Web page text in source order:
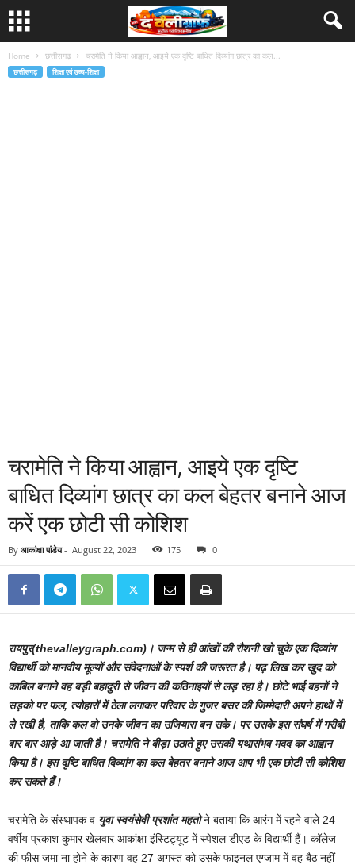
Home छत्तीसगढ़ चरामेति ने किया आह्वान, आइये एक दृष्टि बाधित दिव्यांग छात्र का कल...
छत्तीसगढ़ शिक्षा एवं उच्च-शिक्षा
चरामेति ने किया आह्वान, आइये एक दृष्टि
बाधित दिव्यांग छात्र का कल बेहतर बनाने आज
करें एक छोटी सी कोशिश
By आकांक्षा पांडेय- August 22, 2023 175 0
रायपुर(thevalleygraph.com)। जन्म से ही आंखों की रौशनी खो चुके एक दिव्यांग
विद्यार्थी को मानवीय मूल्यों और संवेदनाओं के स्पर्श की जरूरत है। पढ़ लिख कर खुद को
काबिल बनाने वह बड़ी बहादुरी से जीवन की कठिनाइयों से लड़ रहा है। छोटे भाई बहनों ने
सड़को पर फल, त्योहारों में ठेला लगाकर परिवार के गुजर बसर की जिम्मेदारी अपने हाथों में
ले रखी है, ताकि कल वो उनके जीवन का उजियारा बन सके। पर उसके इस संघर्ष में गरीबी
बार बार आड़े आ जाती है। चरामेति ने बीड़ा उठाते हुए उसकी यथासंभव मदद का आह्वान
किया है। इस दृष्टि बाधित दिव्यांग का कल बेहतर बनाने आज आप भी एक छोटी सी कोशिश
कर सकते हैं।
चरामेति के संस्थापक व युवा स्वयंसेवी प्रशांत महतोने बताया कि आरंग में रहने वाले 24
वर्षीय प्रकाश कुमार खेलवार आकांक्षा इंस्टिट्यूट में स्पेशल डीएड के विद्यार्थी हैं। कॉलेज
की फीस जमा ना होने के कारण वह 27 अगस्त को उसके फाइनल एग्जाम में वह बैठ नहीं